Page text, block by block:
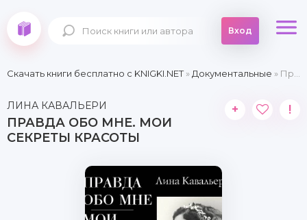
Вход
Скачать книги бесплатно c KNIGKI.NET» Документальные » Правда обо мне. Мои секреты красоты
ЛИНА КАВАЛЬЕРИ
ПРАВДА ОБО МНЕ. МОИ
СЕКРЕТЫ КРАСОТЫ
+ !